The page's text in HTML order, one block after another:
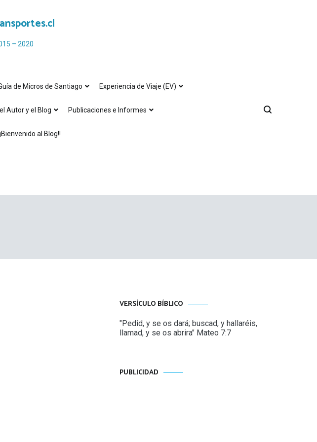
– 2020
de Micros de Santiago Experiencia de Viaje (EV)
Autor y el Blog Publicaciones e Informes
al Blog!!
VERSÍCULO BÍBLICO
"Pedid, y se os dará; buscad, y hallaréis,
llamad, y se os abrira" Mateo 7:7
PUBLICIDAD